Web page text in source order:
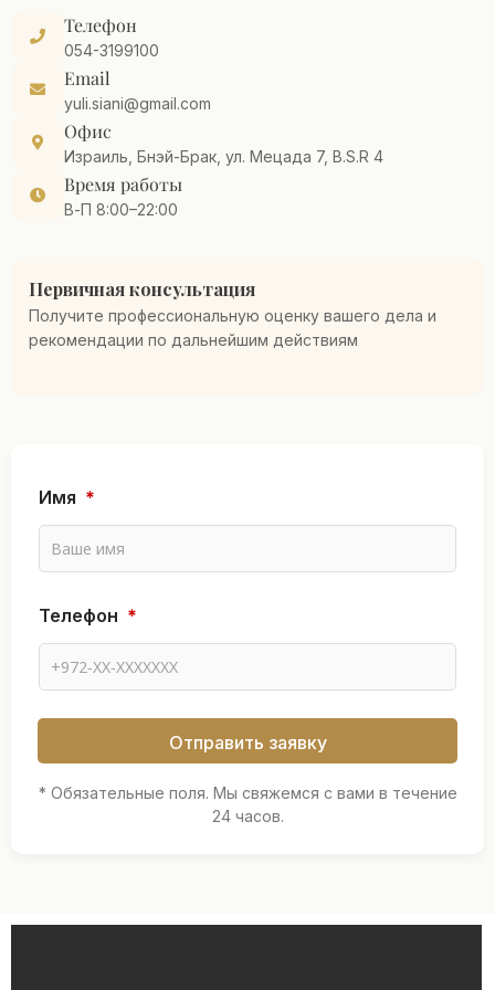
Телефон
054-3199100
Email
yuli.siani@gmail.com
Офис
Израиль, Бнэй-Брак, ул. Мецада 7, B.S.R 4
Время работы
В-П 8:00–22:00
Первичная консультация
Получите профессиональную оценку вашего дела и
рекомендации по дальнейшим действиям
*
Т
л
ф
о
н
Имя *
Телефон *
Отправить заявку
* Обязательные поля. Мы свяжемся с вами в течение
24 часов.